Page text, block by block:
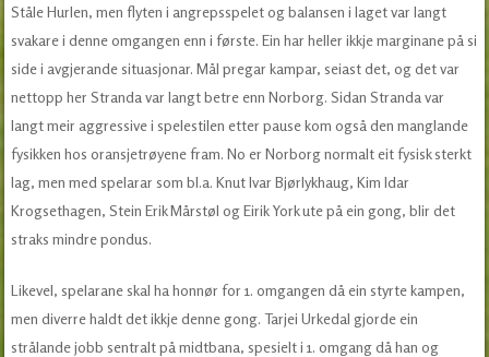
Ståle Hurlen, men flyten i angrepsspelet og balansen i laget var langt
svakare i denne omgangen enn i første. Ein har heller ikkje marginane på si
side i avgjerande situasjonar. Mål pregar kampar, seiast det, og det var
nettopp her Stranda var langt betre enn Norborg. Sidan Stranda var
langt meir aggressive i spelestilen etter pause kom også den manglande
fysikken hos oransjetrøyene fram. No er Norborg normalt eit fysisk sterkt
lag, men med spelarar som bl.a. Knut Ivar Bjørlykhaug, Kim Idar
Krogsethagen, Stein Erik Mårstøl og Eirik York ute på ein gong, blir det
straks mindre pondus.
Likevel, spelarane skal ha honnør for 1. omgangen då ein styrte kampen,
men diverre haldt det ikkje denne gong. Tarjei Urkedal gjorde ein
strålande jobb sentralt på midtbana, spesielt i 1. omgang då han og